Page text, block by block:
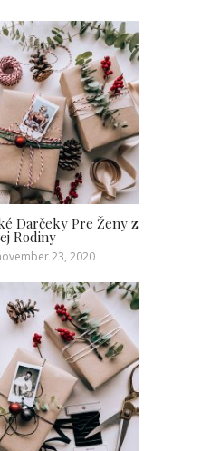
Darčeky Pre Ženy z
Rodiny
23, 2020